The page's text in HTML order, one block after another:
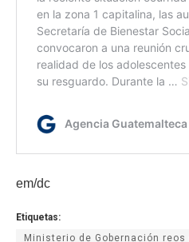
em/dc
Etiquetas:
Ministerio de Gobernación